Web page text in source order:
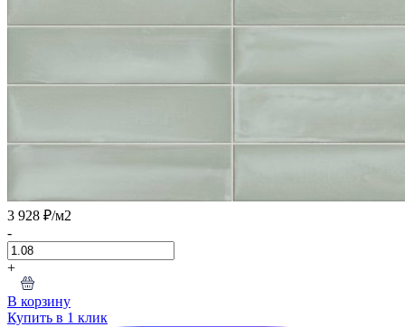
3 928 ₽/м2
-
+
В корзину
Купить в 1 клик